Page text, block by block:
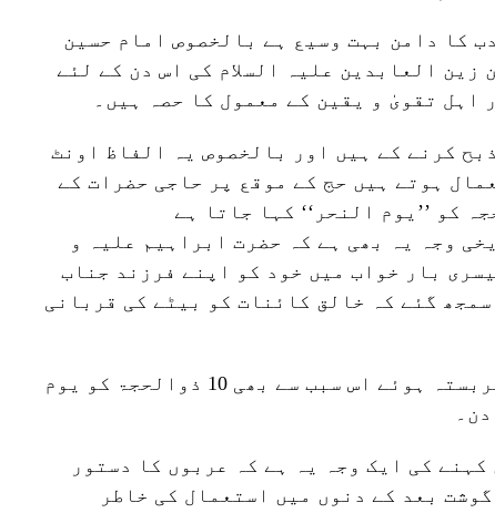
کا دامن بہت وسیع ہے بالخصوص امام حسین
زین العابدین علیہ السلام کی اس دن کے لئے
اہل تقویٰ و یقین کے معمول کا حصہ ہیں۔
کرنے کے ہیں اور بالخصوص یہ الفاظ اونٹ
ہوتے ہیں حج کے موقع پر حاجی حضرات کے
وجہ یہ بھی ہے کہ حضرت ابراہیم علیہ و
10 ذوالحجہ کو تیسری بار خواب میں خود کو اپنے فرزند جناب
گئے کہ خالق کائنات کو بیٹے کی قربانی
پس آپ اسی روز اس حکم کی تعمیل پر کمربستہ ہوئے اس سبب سے بھی 10 ذوالحجۃ کو یوم
تشریق کہنے کی ایک وجہ یہ ہے کہ عربوں کا دستور
بعد کے دنوں میں استعمال کی خاطر